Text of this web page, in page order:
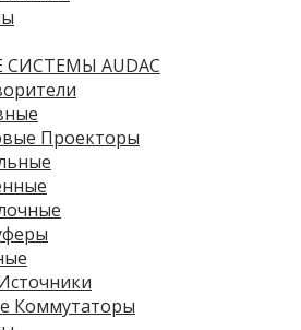
AUDAC
Проекторы
Коммутаторы